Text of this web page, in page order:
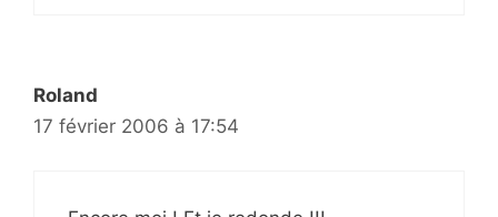
Roland
17 février 2006 à 17:54